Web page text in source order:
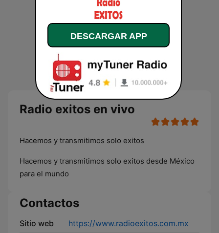
Radio exitos en vivo
Hacemos y transmitimos solo exitos
Hacemos y transmitimos solo exitos desde México
para el mundo
Contactos
Sitio web
https://www.radioexitos.com.mx
DESCARGAR APP